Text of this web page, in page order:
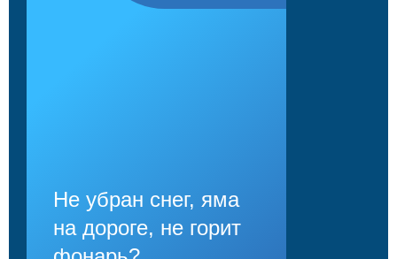
Не убран снег, яма
на дороге, не горит